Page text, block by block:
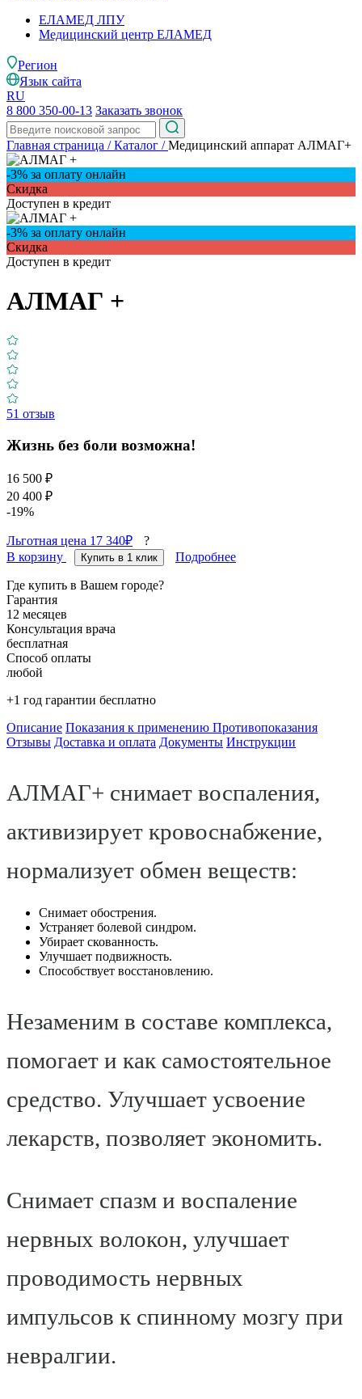
ЕЛАМЕД ЛПУ
Медицинский центр ЕЛАМЕД
Регион
Язык сайта
RU
8 800 350-00-13 Заказать звонок
Главная страница /Каталог /Медицинский аппарат АЛМАГ+
-3% за оплату онлайн
Скидкa
Доступен в кредит
-3% за оплату онлайн
Скидкa
Доступен в кредит
АЛМАГ +
51 отзыв
Жизнь без боли возможна!
16 500 ₽
20 400 ₽
-19%
Льготная цена 17 340₽
?
В корзину
Купить в 1 клик Подробнее
Где купить в Вашем городе?
Гарантия
12 месяцев
Консультация врача
бесплатная
Способ оплаты
любой
+1 год гарантии бесплатно
Описание Показания к применению Противопоказания
Отзывы Доставка и оплата Документы Инструкции
АЛМАГ+ снимает воспаления,
активизирует кровоснабжение,
нормализует обмен веществ:
Снимает обострения.
Устраняет болевой синдром.
Убирает скованность.
Улучшает подвижность.
Способствует восстановлению.
Незаменим в составе комплекса,
помогает и как самостоятельное
средство. Улучшает усвоение
лекарств, позволяет экономить.
Снимает спазм и воспаление
нервных волокон, улучшает
проводимость нервных
импульсов к спинному мозгу при
невралгии.